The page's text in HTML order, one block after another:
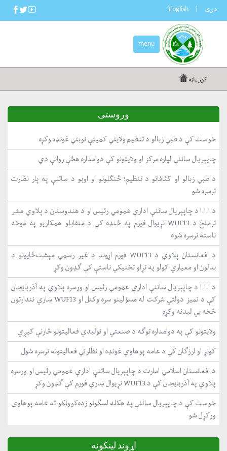
English دری
menu
کور پاڼه
وروستی
خوست کې د طبي زبالو د تنظیم ولایتي کمیټې نوبتي غونډه وکړه
چاپېریال ساتنې لپاره مرکز او ولایتونو کې دوامداره هڅې روانې دي
د طبي زبالو او کثافاتو د تنظیم؛ ځنګلونو او اوبو د ساتنې په پار نظارت
ترسره شو
د ا.ا.ا د چاپېریال ساتنې ادارې عمومي رئیس او د هندوستان د پلاوي مشر
ترمنځ د WUF13 نړیوال فورم په څنډه کې د متقابلو همکاریو په موخه
ناسته ترسره شوه
د افغانستان پلاوي د WUF13 فورم اړوند د غیر رسمي مېشت‌ځایونو د
بدلون او معیاري کولو په تړاو تخنیکي ناستې کې ګډون وکړ
د ا.ا.ا د چاپېریال ساتنې ادارې عمومي رئیس او ورسره پلاوي په آذربایجان
کې د تمیز دولتي شرکت له مسؤلینو سره وکتل او WUF13 ښاري نندارتون
څخه یي لیدنه وکړه
ولایتونو کې په دوامداره توګه د صنعتي او تولیدي فعالیتونو څارنې کیږي
کونړ او ارزګان کې د عامه پوهاوي غونډه او نظارتي فعالیتونه ترسره شول
د افغانستان اسلامي امارت د چاپېریال ساتنې ادارې عمومي رئیس او ورسره
پلاوي په آذربایجان کې د WUF13 نړیوال ښاري فورم کې ګډون وکړ
خوست کې د چاپېریال ساتنې په هکله لسګونو زده‌کوونکو ته عامه پوهاوی
ورکړل شو
اړوند لینکونه